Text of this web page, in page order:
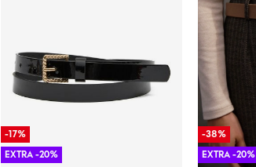
-17%
EXTRA -20%
-38%
EXTRA -20%